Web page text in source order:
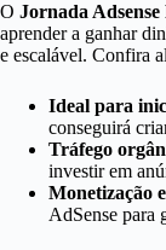
O Jornada Adsense
aprender a ganhar
e escalável. Confira
Ideal para
conseguirá
Tráfego
investir em
Monetização
AdSense para